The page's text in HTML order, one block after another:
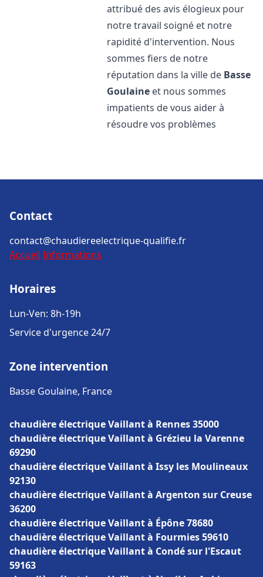
attribué des avis élogieux pour
notre travail soigné et notre
rapidité d'intervention. Nous
sommes fiers de notre
réputation dans la ville de Basse
Goulaine et nous sommes
impatients de vous aider à
résoudre vos problèmes
Contact
contact@chaudiereelectrique-qualifie.fr
Accueil Informations
Horaires
Lun-Ven: 8h-19h
Service d'urgence 24/7
Zone intervention
Basse Goulaine, France
chaudière électrique Vaillant à Rennes 35000
chaudière électrique Vaillant à Grézieu la Varenne
69290
chaudière électrique Vaillant à Issy les Moulineaux
92130
chaudière électrique Vaillant à Argenton sur Creuse
36200
chaudière électrique Vaillant à Épône 78680
chaudière électrique Vaillant à Fourmies 59610
chaudière électrique Vaillant à Condé sur l'Escaut
59163